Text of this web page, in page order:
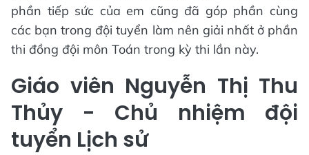
phần tiếp sức của em cũng đã góp phần cùng
các bạn trong đội tuyển làm nên giải nhất ở phần
thi đồng đội môn Toán trong kỳ thi lần này.
Giáo viên Nguyễn Thị Thu
Thủy - Chủ nhiệm đội
tuyển Lịch sử